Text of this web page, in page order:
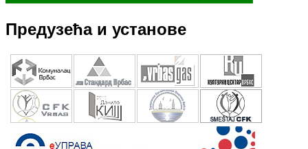
Предузећа и установе